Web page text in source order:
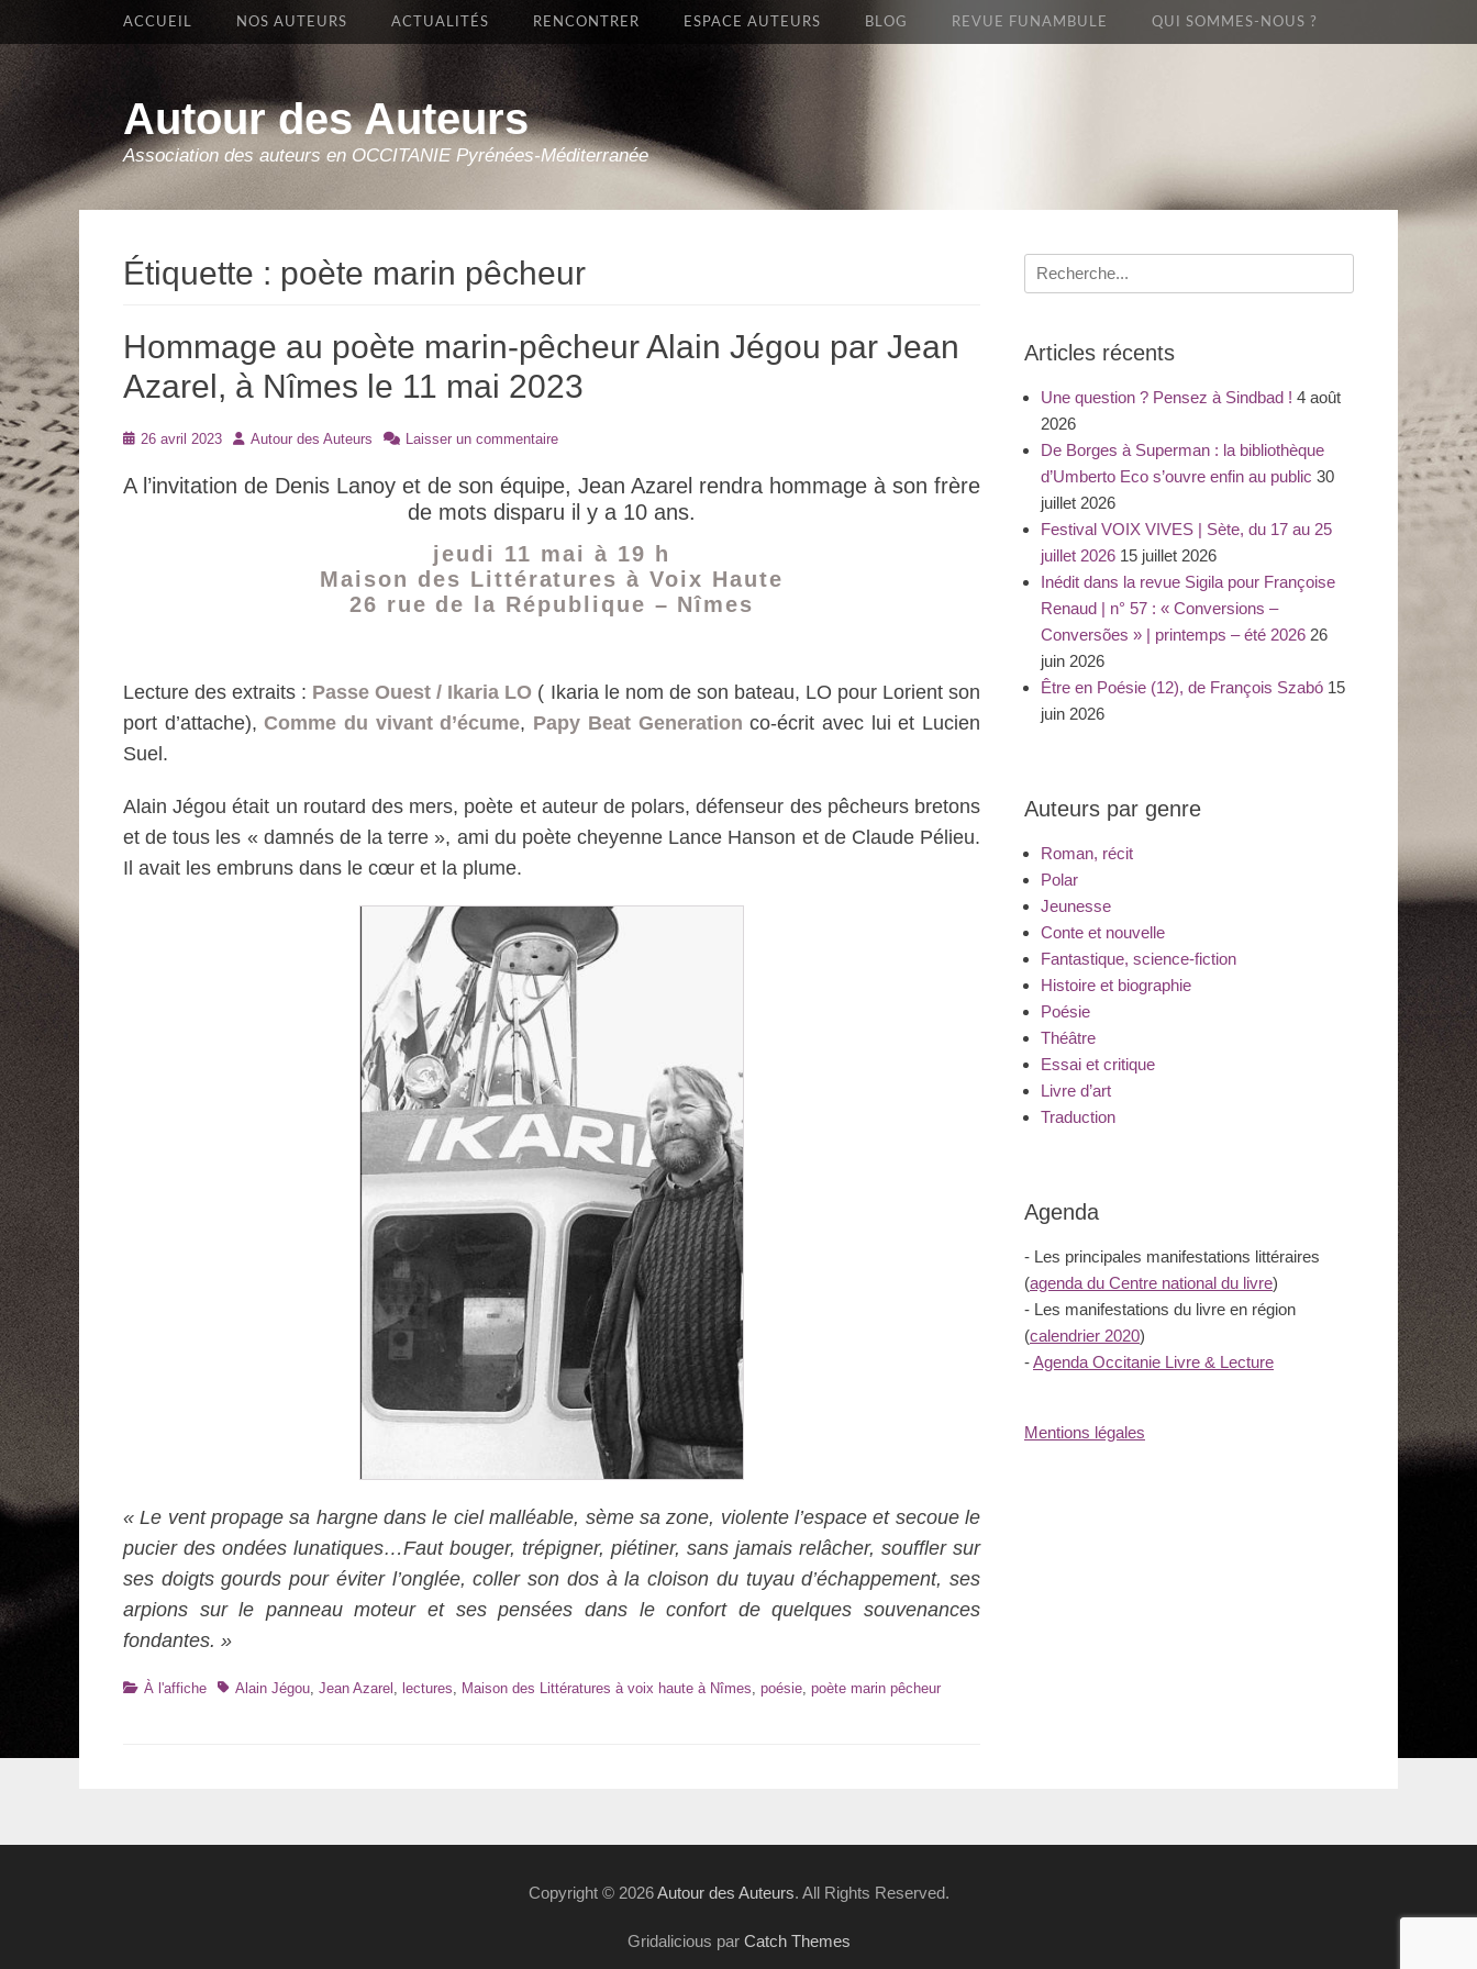
Autour des Auteurs
Association des auteurs en OCCITANIE Pyrénées-Méditerranée
Premier Menu
Aller
ACCUEIL NOS AUTEURS ACTUALITÉS RENCONTRER ESPACE AUTEURS BLOG REVUE FUNAMBULE QUI SOMMES-NOUS ?
Étiquette : poète marin pêcheur
Hommage au poète marin-pêcheur Alain Jégou par Jean
Azarel, à Nîmes le 11 mai 2023
Posté26 avril 2023 Auteur
Autour des Auteurs Laisser un commentaire
A l’invitation de Denis Lanoy et de son équipe, Jean Azarel rendra hommage à son frère
de mots disparu il y a 10 ans.
jeudi 11 mai à 19 h
Maison des Littératures à Voix Haute
26 rue de la République – Nîmes
Lecture des extraits : Passe Ouest / Ikaria LO ( Ikaria le nom de son bateau, LO pour Lorient son
port d’attache),Comme du vivant d’écume, Papy Beat Generation co-écrit avec lui et Lucien
Suel.
Alain Jégou était un routard des mers, poète et auteur de polars, défenseur des pêcheurs bretons
et de tous les « damnés de la terre », ami du poète cheyenne Lance Hanson et de Claude Pélieu.
Il avait les embruns dans le cœur et la plume.
« Le vent propage sa hargne dans le ciel malléable, sème sa zone, violente l’espace et secoue le
pucier des ondées lunatiques…Faut bouger, trépigner, piétiner, sans jamais relâcher, souffler sur
ses doigts gourds pour éviter l’onglée, coller son dos à la cloison du tuyau d’échappement, ses
arpions sur le panneau moteur et ses pensées dans le confort de quelques souvenances
fondantes. »
Catégories
À l'affiche TagsAlain Jégou, Jean Azarel , lectures, Maison des Littératures à voix haute à Nîmes, poésie, poète marin pêcheur
Recherche
pour
Articles récents
Une question ? Pensez à Sindbad ! 4 août
2026
De Borges à Superman : la bibliothèque
d’Umberto Eco s’ouvre enfin au public 30
juillet 2026
Festival VOIX VIVES | Sète, du 17 au 25
juillet 2026 15 juillet 2026
Inédit dans la revue Sigila pour Françoise
Renaud | n° 57 : « Conversions –
Conversões » | printemps – été 2026 26
juin 2026
Être en Poésie (12), de François Szabó 15
juin 2026
Auteurs par genre
Roman, récit
Polar
Jeunesse
Conte et nouvelle
Fantastique, science-fiction
Histoire et biographie
Poésie
Théâtre
Essai et critique
Livre d’art
Traduction
Agenda
- Les principales manifestations littéraires
(agenda du Centre national du livre)
- Les manifestations du livre en région
(calendrier 2020)
-Agenda Occitanie Livre & Lecture
Mentions légales
Copyright © 2026Autour des Auteurs. All Rights Reserved.
Gridalicious par Catch Themes